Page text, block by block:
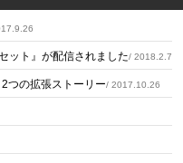
ット』が配信されました/ 2018.2.7
つの拡張ストーリー/ 2017.10.26